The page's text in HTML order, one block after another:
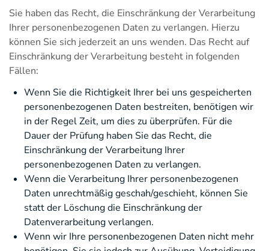
Sie haben das Recht, die Einschränkung der Verarbeitung
Ihrer personenbezogenen Daten zu verlangen. Hierzu
können Sie sich jederzeit an uns wenden. Das Recht auf
Einschränkung der Verarbeitung besteht in folgenden
Fällen:
Wenn Sie die Richtigkeit Ihrer bei uns gespeicherten
personenbezogenen Daten bestreiten, benötigen wir
in der Regel Zeit, um dies zu überprüfen. Für die
Dauer der Prüfung haben Sie das Recht, die
Einschränkung der Verarbeitung Ihrer
personenbezogenen Daten zu verlangen.
Wenn die Verarbeitung Ihrer personenbezogenen
Daten unrechtmäßig geschah/geschieht, können Sie
statt der Löschung die Einschränkung der
Datenverarbeitung verlangen.
Wenn wir Ihre personenbezogenen Daten nicht mehr